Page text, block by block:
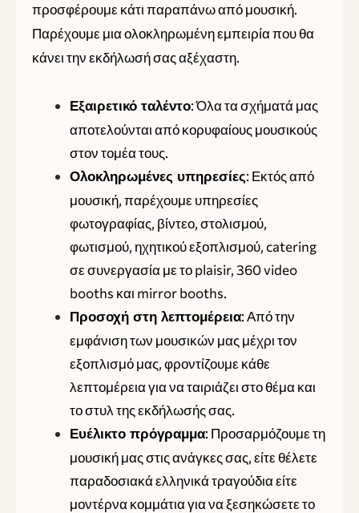
προσφέρουμε κάτι παραπάνω από μουσική.
Παρέχουμε μια ολοκληρωμένη εμπειρία που θα
κάνει την εκδήλωσή σας αξέχαστη.
Εξαιρετικό ταλέντο: Όλα τα σχήματά μας
αποτελούνται από κορυφαίους μουσικούς
στον τομέα τους.
Ολοκληρωμένες υπηρεσίες: Εκτός από
μουσική, παρέχουμε υπηρεσίες
φωτογραφίας, βίντεο, στολισμού,
φωτισμού, ηχητικού εξοπλισμού, catering
σε συνεργασία με το plaisir, 360 video
booths και mirror booths.
Προσοχή στη λεπτομέρεια: Από την
εμφάνιση των μουσικών μας μέχρι τον
εξοπλισμό μας, φροντίζουμε κάθε
λεπτομέρεια για να ταιριάζει στο θέμα και
το στυλ της εκδήλωσής σας.
Ευέλικτο πρόγραμμα: Προσαρμόζουμε τη
μουσική μας στις ανάγκες σας, είτε θέλετε
παραδοσιακά ελληνικά τραγούδια είτε
μοντέρνα κομμάτια για να ξεσηκώσετε το